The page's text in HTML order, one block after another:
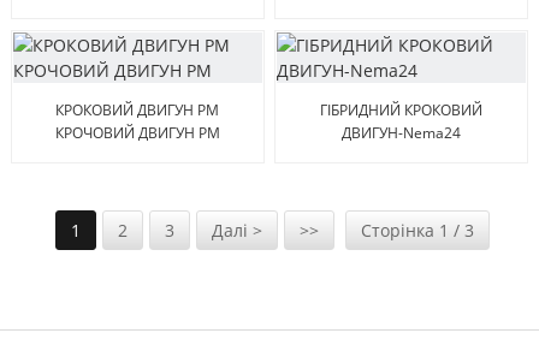
КРОКОВИЙ ДВИГУН PM
КРОЧОВИЙ ДВИГУН PM
ГІБРИДНИЙ КРОКОВИЙ
ДВИГУН-Nema24
1 2 3 Далі > >> Сторінка 1 / 3